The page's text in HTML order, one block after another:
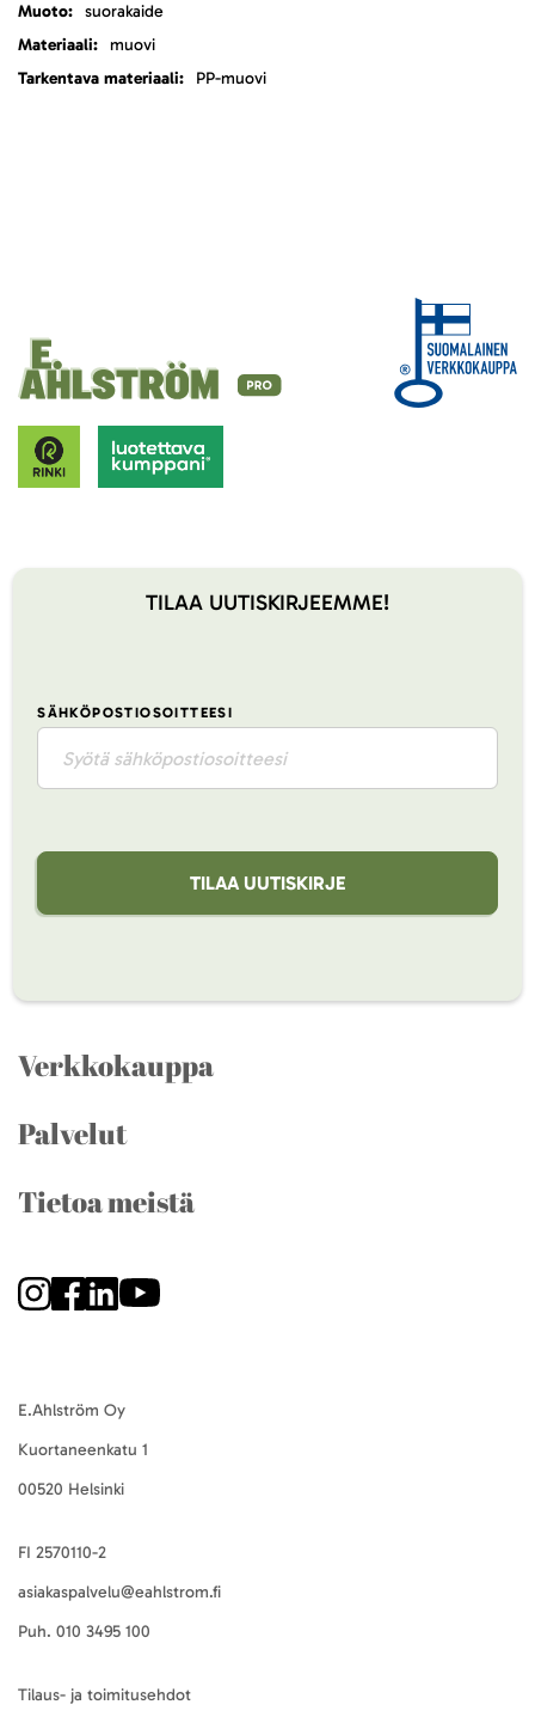
suorakaide
muovi
PP-muovi
TILAA UUTISKIRJEEMME!
SÄHKÖPOSTIOSOITTEESI
TILAA UUTISKIRJE
Verkkokauppa
Palvelut
Tietoa meistä
E.Ahlström Oy
Kuortaneenkatu 1
00520 Helsinki
FI 2570110-2
asiakaspalvelu@eahlstrom.fi
Puh. 010 3495 100
Tilaus- ja toimitusehdot